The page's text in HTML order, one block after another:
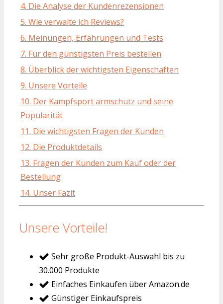
4. Die Analyse der Kundenrezensionen
5. Wie verwalte ich Reviews?
6. Meinungen, Erfahrungen und Tests
7. Für den günstigsten Preis bestellen
8. Überblick der wichtigsten Eigenschaften
9. Unsere Vorteile
10. Der Kampfsport armschutz und seine
Popularität
11. Die wichtigsten Fragen der Kunden
12. Die Produktdetails
13. Fragen der Kunden zum Kauf oder der
Bestellung
14. Unser Fazit
Unsere Vorteile!
Sehr große Produkt-Auswahl bis zu
30.000 Produkte
Einfaches Einkaufen über Amazon.de
Günstiger Einkaufspreis